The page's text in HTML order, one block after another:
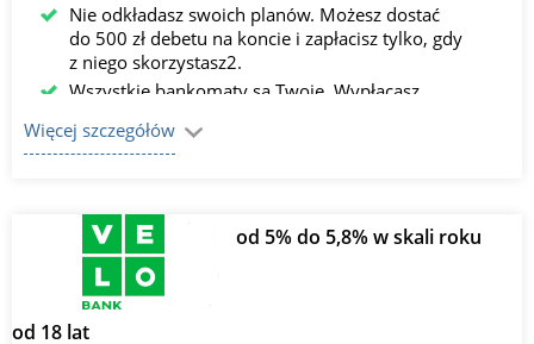
Nie odkładasz swoich planów. Możesz dostać
do 500 zł debetu na koncie i zapłacisz tylko, gdy
z niego skorzystasz2.
Wszystkie bankomaty są Twoje. Wypłacasz
granicą1.
Więcej szczegółów
od 5% do 5,8% w skali roku
od 18 lat